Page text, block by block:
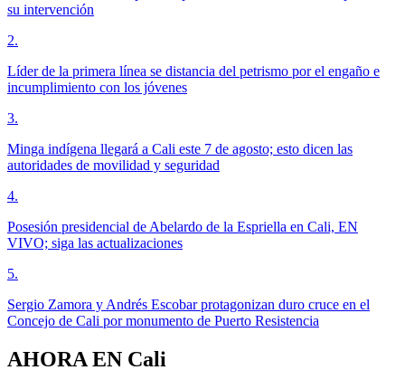
su intervención
2.
Líder de la primera línea se distancia del petrismo por el engaño e
incumplimiento con los jóvenes
3.
Minga indígena llegará a Cali este 7 de agosto; esto dicen las
autoridades de movilidad y seguridad
4.
Posesión presidencial de Abelardo de la Espriella en Cali, EN
VIVO; siga las actualizaciones
5.
Sergio Zamora y Andrés Escobar protagonizan duro cruce en el
Concejo de Cali por monumento de Puerto Resistencia
AHORA EN Cali